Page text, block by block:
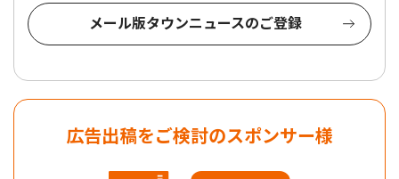
メール版タウンニュースのご登録
広告出稿をご検討のスポンサー様